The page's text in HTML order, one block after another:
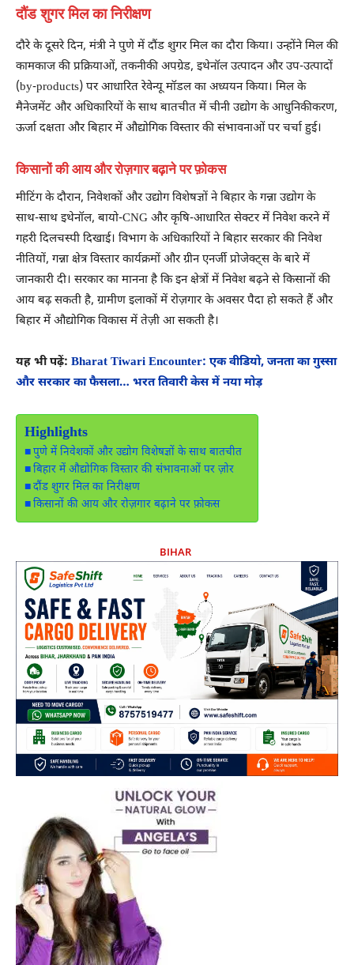
दौंड शुगर मिल का निरीक्षण
दौरे के दूसरे दिन, मंत्री ने पुणे में दौंड शुगर मिल का दौरा किया। उन्होंने मिल की
कामकाज की प्रक्रियाओं, तकनीकी अपग्रेड, इथेनॉल उत्पादन और उप-उत्पादों
(by-products) पर आधारित रेवेन्यू मॉडल का अध्ययन किया। मिल के
मैनेजमेंट और अधिकारियों के साथ बातचीत में चीनी उद्योग के आधुनिकीकरण,
ऊर्जा दक्षता और बिहार में औद्योगिक विस्तार की संभावनाओं पर चर्चा हुई।
किसानों की आय और रोज़गार बढ़ाने पर फ़ोकस
मीटिंग के दौरान, निवेशकों और उद्योग विशेषज्ञों ने बिहार के गन्ना उद्योग के
साथ-साथ इथेनॉल, बायो-CNG और कृषि-आधारित सेक्टर में निवेश करने में
गहरी दिलचस्पी दिखाई। विभाग के अधिकारियों ने बिहार सरकार की निवेश
नीतियों, गन्ना क्षेत्र विस्तार कार्यक्रमों और ग्रीन एनर्जी प्रोजेक्ट्स के बारे में
जानकारी दी। सरकार का मानना ​​है कि इन क्षेत्रों में निवेश बढ़ने से किसानों की
आय बढ़ सकती है, ग्रामीण इलाकों में रोज़गार के अवसर पैदा हो सकते हैं और
बिहार में औद्योगिक विकास में तेज़ी आ सकती है।
यह भी पढ़ें: Bharat Tiwari Encounter: एक वीडियो, जनता का गुस्सा
और सरकार का फैसला… भरत तिवारी केस में नया मोड़
Highlights
पुणे में निवेशकों और उद्योग विशेषज्ञों के साथ बातचीत
बिहार में औद्योगिक विस्तार की संभावनाओं पर ज़ोर
दौंड शुगर मिल का निरीक्षण
किसानों की आय और रोज़गार बढ़ाने पर फ़ोकस
BIHAR